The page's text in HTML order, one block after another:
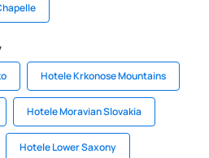
Hotele Krkonose Mountains
Hotele Moravian Slovakia
Hotele Lower Saxony